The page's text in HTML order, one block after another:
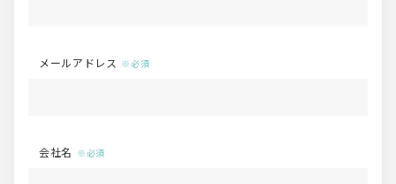
メールアドレス
会社名